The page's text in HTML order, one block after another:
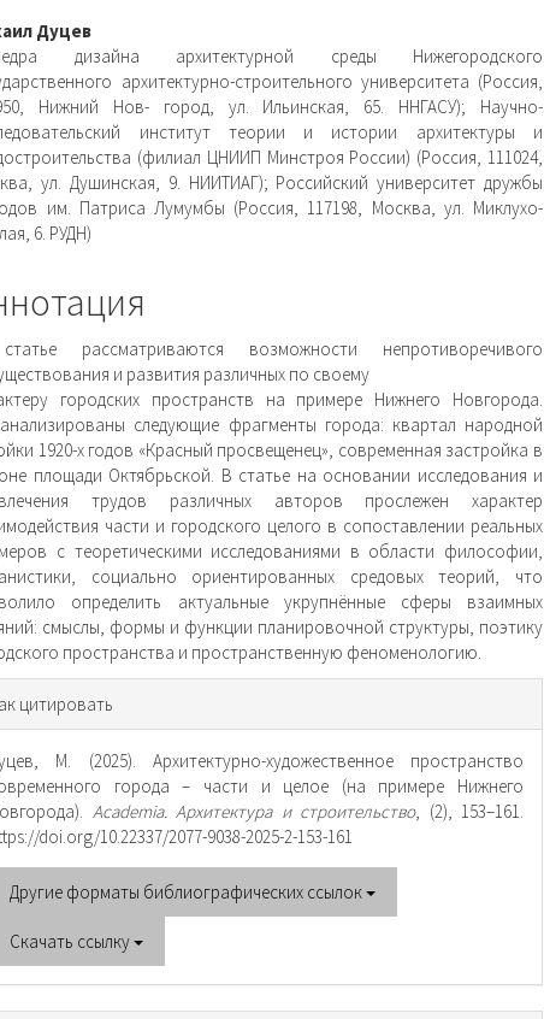
Дуцев
дизайна архитектурной среды Нижегородского
архитектурно-строительного университета (Россия,
Нижний Нов- город, ул. Ильинская, 65. ННГАСУ); Научно-
институт теории и истории архитектуры и
(филиал ЦНИИП Минстроя России) (Россия, 111024,
ул. Душинская, 9. НИИТИАГ); Российский университет дружбы
им. Патриса Лумумбы (Россия, 117198, Москва, ул. Миклухо-
6. РУДН)
рассматриваются возможности непротиворечивого
и развития различных по своему
городских пространств на примере Нижнего Новгорода.
следующие фрагменты города: квартал народной
1920-х годов «Красный просвещенец», современная застройка в
площади Октябрьской. В статье на основании исследования и
трудов различных авторов прослежен характер
части и городского целого в сопоставлении реальных
с теоретическими исследованиями в области философии,
социально ориентированных средовых теорий, что
определить актуальные укрупнённые сферы взаимных
смыслы, формы и функции планировочной структуры, поэтику
пространства и пространственную феноменологию.
цитировать
М. (2025). Архитектурно-художественное пространство
города – части и целое (на примере Нижнего
Academia. Архитектура и строительство, (2), 153–161.
doi.org/10.22337/2077-9038-2025-2-153-161
Другие форматы библиографических ссылок
Скачать ссылку